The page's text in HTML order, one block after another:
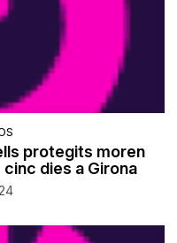
protegits moren
dies a Girona